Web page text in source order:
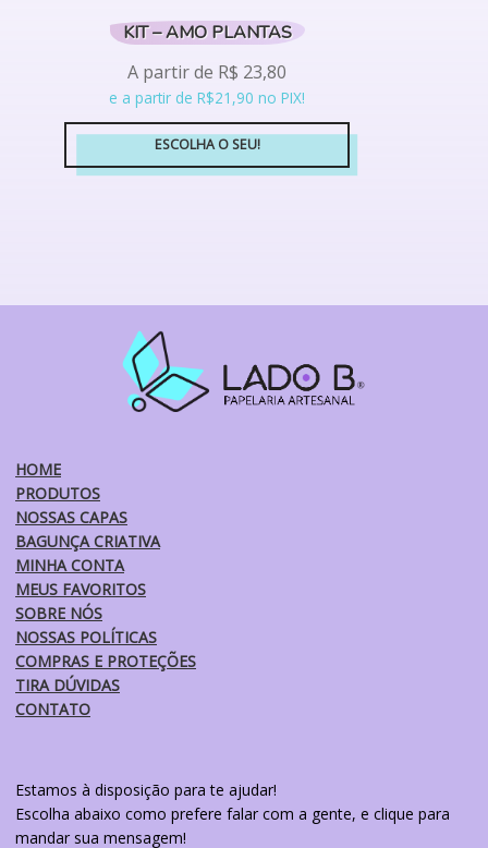
KIT – AMO PLANTAS
A partir de R$ 23,80
e a partir de R$21,90 no PIX!
ESCOLHA O SEU!
Este
As
ser
escolhidas
HOME
PRODUTOS
NOSSAS CAPAS
BAGUNÇA CRIATIVA
MINHA CONTA
MEUS FAVORITOS
SOBRE NÓS
NOSSAS POLÍTICAS
COMPRAS E PROTEÇÕES
TIRA DÚVIDAS
CONTATO
Estamos à disposição para te ajudar!
Escolha abaixo como prefere falar com a gente, e clique para
mandar sua mensagem!